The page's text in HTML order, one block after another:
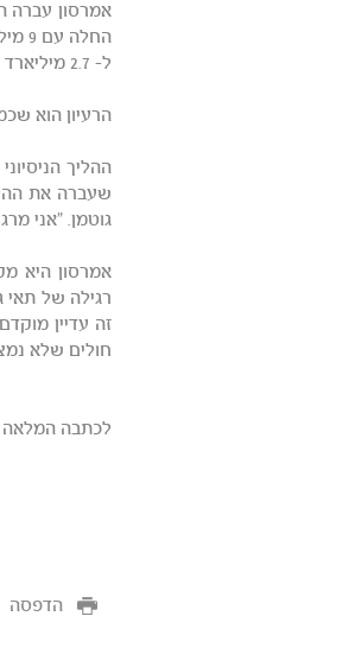
אמרסון עברה
ל- 2.7 מיליארד תאים".
הרעיון הוא
ההליך
גוטמן. "אני
זה עדיין
חולים שלא
לכתבה המלאה Mother Of 6 Winning Battle Against Leukemia Thanks To New Method
הדפסה